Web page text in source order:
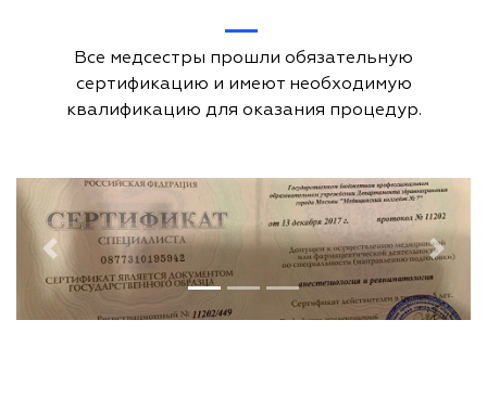
Все медсестры прошли обязательную
сертификацию и имеют необходимую
квалификацию для оказания процедур.
Previous Next